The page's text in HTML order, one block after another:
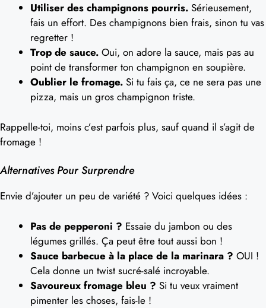
Utiliser des champignons pourris. Sérieusement,
fais un effort. Des champignons bien frais, sinon tu vas
regretter !
Trop de sauce. Oui, on adore la sauce, mais pas au
point de transformer ton champignon en soupière.
Oublier le fromage. Si tu fais ça, ce ne sera pas une
pizza, mais un gros champignon triste.
Rappelle-toi, moins c’est parfois plus, sauf quand il s’agit de
fromage !
Alternatives Pour Surprendre
Envie d’ajouter un peu de variété ? Voici quelques idées :
Pas de pepperoni ? Essaie du jambon ou des
légumes grillés. Ça peut être tout aussi bon !
Sauce barbecue à la place de la marinara ? OUI !
Cela donne un twist sucré-salé incroyable.
Savoureux fromage bleu ? Si tu veux vraiment
pimenter les choses, fais-le !